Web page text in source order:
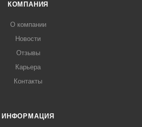
КОМПАНИЯ
О компании
Новости
Отзывы
Карьера
Контакты
ИНФОРМАЦИЯ